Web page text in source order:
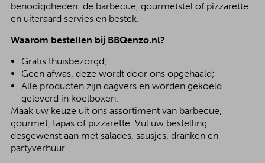
benodigdheden: de barbecue, gourmetstel of pizzarette
en uiteraard servies en bestek.
Waarom bestellen bij BBQenzo.nl?
Gratis thuisbezorgd;
Geen afwas, deze wordt door ons opgehaald;
Alle producten zijn dagvers en worden gekoeld
geleverd in koelboxen.
Maak uw keuze uit ons assortiment van barbecue,
gourmet, tapas of pizzarette. Vul uw bestelling
desgewenst aan met salades, sausjes, dranken en
partyverhuur.